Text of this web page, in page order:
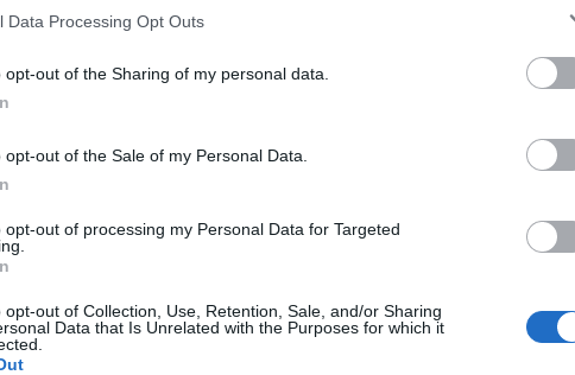
Data Processing Opt Outs
opt-out of the Sharing of my personal data.
opt-out of the Sale of my Personal Data.
opt-out of processing my Personal Data for Targeted
opt-out of Collection, Use, Retention, Sale, and/or Sharing
Data that Is Unrelated with the Purposes for which it